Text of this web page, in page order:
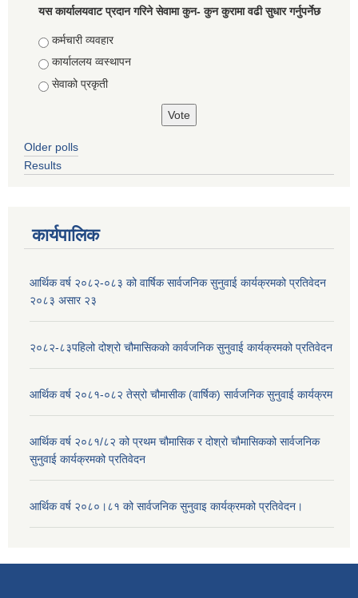
यस कार्यालयवाट प्रदान गरिने सेवामा कुन- कुन कुरामा वढी सुधार गर्नुपर्नेछ
Choices
कर्मचारी व्यवहार
कार्याललय व्वस्थापन
सेवाको प्रकृती
Older polls
Results
कार्यपालिक
आर्थिक वर्ष २०८२-०८३ को वार्षिक सार्वजनिक सुनुवाई कार्यक्रमको प्रतिवेदन
२०८३ असार २३
२०८२-८३पहिलो दोश्रो चौमासिकको कार्वजनिक सुनुवाई कार्यक्रमको प्रतिवेदन
आर्थिक वर्ष २०८१-०८२ तेस्रो चौमासीक (वार्षिक) सार्वजनिक सुनुवाई कार्यक्रम
आर्थिक वर्ष २०८१/८२ को प्रथम चौमासिक र दोश्रो चौमासिकको सार्वजनिक
सुनुवाई कार्यक्रमको प्रतिवेदन
आर्थिक वर्ष २०८०।८१ को सार्वजनिक सुनुवाइ कार्यक्रमको प्रतिवेदन।